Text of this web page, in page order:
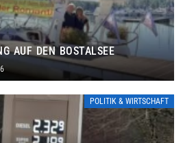
AUF DEN BOSTALSEE
POLITIK & WIRTSCHAFT